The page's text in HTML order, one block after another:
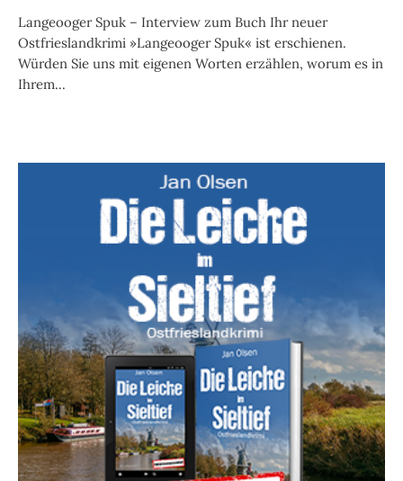
Langeooger Spuk – Interview zum Buch Ihr neuer
Ostfrieslandkrimi »Langeooger Spuk« ist erschienen.
Würden Sie uns mit eigenen Worten erzählen, worum es in
Ihrem...